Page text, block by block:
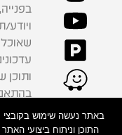
בפנייה,
ויודע/
ותוכן
התוכן וניתוח ביצועי